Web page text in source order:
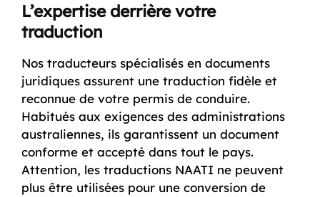
L’expertise derrière votre
traduction
Nos traducteurs spécialisés en documents
juridiques assurent une traduction fidèle et
reconnue de votre permis de conduire.
Habitués aux exigences des administrations
australiennes, ils garantissent un document
conforme et accepté dans tout le pays.
Attention, les traductions NAATI ne peuvent
plus être utilisées pour une conversion de